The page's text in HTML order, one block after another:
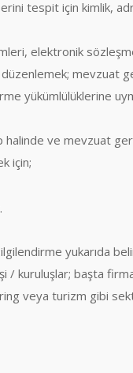
tespit için kimlik,
elektronik
mevzuat
yükümlülüklerine
halinde ve mevzuat
için;
yukarıda
/ kuruluşlar; başta
veya turizm gibi